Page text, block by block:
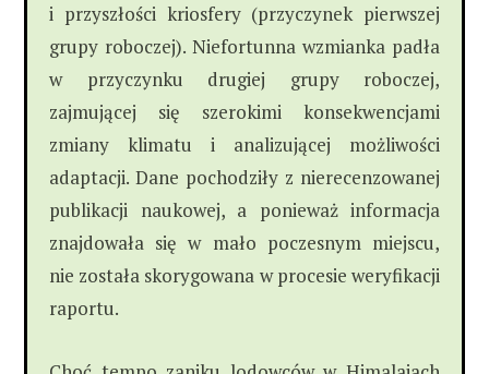
i przyszłości kriosfery (przyczynek pierwszej
grupy roboczej). Niefortunna wzmianka padła
w przyczynku drugiej grupy roboczej,
zajmującej się szerokimi konsekwencjami
zmiany klimatu i analizującej możliwości
adaptacji. Dane pochodziły z nierecenzowanej
publikacji naukowej, a ponieważ informacja
znajdowała się w mało poczesnym miejscu,
nie została skorygowana w procesie weryfikacji
raportu.